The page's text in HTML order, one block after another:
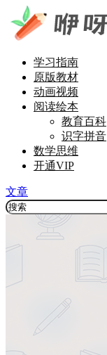
学习指南
原版教材
动画视频
阅读绘本
教育百科
识字拼音
数学思维
开通VIP
文章